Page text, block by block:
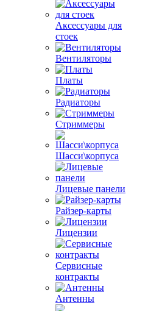
Аксессуары для
стоек
Вентиляторы
Платы
Радиаторы
Стриммеры
Шасси\корпуса
Лицевые панели
Райзер-карты
Лицензии
Сервисные
контракты
Антенны